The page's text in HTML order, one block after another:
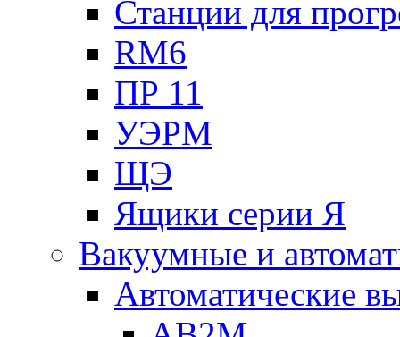
Станции для
RM6
ПР 11
УЭРМ
ЩЭ
Ящики серии Я
Вакуумные и
Автоматические